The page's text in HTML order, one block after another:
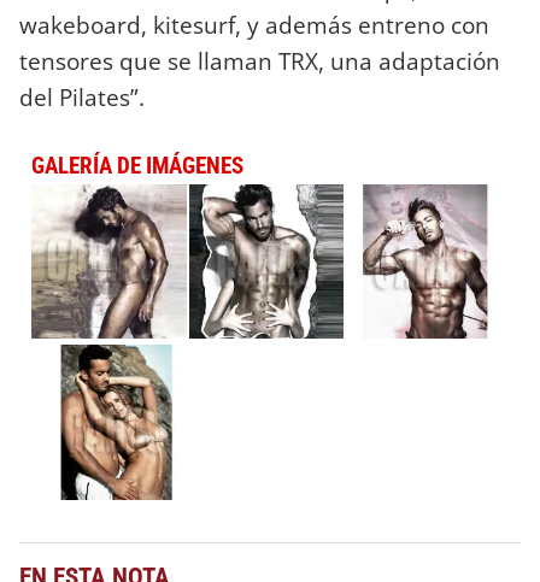
wakeboard, kitesurf, y además entreno con
tensores que se llaman TRX, una adaptación
del Pilates”.
GALERÍA DE IMÁGENES